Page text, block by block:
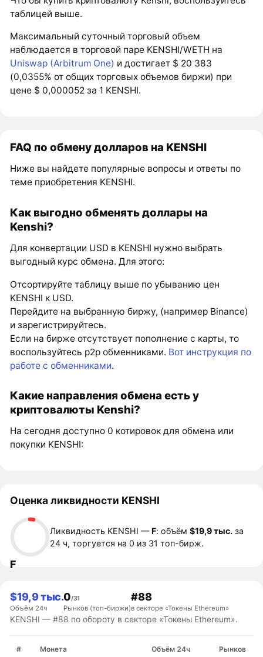
таблицей выше.
Максимальный суточный торговый объем
наблюдается в торговой паре KENSHI/WETH на
Uniswap (Arbitrum One) и достигает $ 20 383
(0,0355% от общих торговых объемов биржи) при
цене $ 0,000052 за 1 KENSHI.
FAQ по обмену долларов на KENSHI
Ниже вы найдете популярные вопросы и ответы по
теме приобретения KENSHI.
Как выгодно обменять доллары на
Kenshi?
Для конвертации USD в KENSHI нужно выбрать
выгодный курс обмена. Для этого:
Отсортируйте таблицу выше по убыванию цен
KENSHI к USD.
Перейдите на выбранную биржу, (например Binance)
и зарегистрируйтесь.
Если на бирже отсутствует пополнение с карты, то
воспользуйтесь p2p обменниками. Вот инструкция по
работе с обменниками.
Какие направления обмена есть у
криптовалюты Kenshi?
На сегодня доступно 0 котировок для обмена или
покупки KENSHI:
Оценка ликвидности KENSHI
F
Ликвидность KENSHI —F: объём$19,9 тыс. за
24 ч, торгуется на 0 из 31 топ-бирж.
$19,9 тыс.
Объём 24ч
0/31
Рынков (топ-биржи)
#88
в секторе «Токены Ethereum»
KENSHI — #88 по обороту в секторе «Токены Ethereum».
# Монета Объём 24ч Рынков